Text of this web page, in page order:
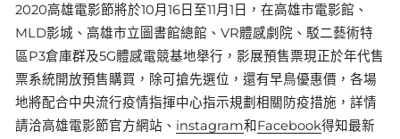
2020高雄電影節將於10月16日至11月1日，在高雄市電影館、
MLD影城、高雄市立圖書館總館、VR體感劇院、駁二藝術特
區P3倉庫群及5G體感電競基地舉行，影展預售票現正於年代售
票系統開放預售購買，除可搶先選位，還有早鳥優惠價，各場
地將配合中央流行疫情指揮中心指示規劃相關防疫措施，詳情
請洽高雄電影節官方網站、 instagram和Facebook得知最新